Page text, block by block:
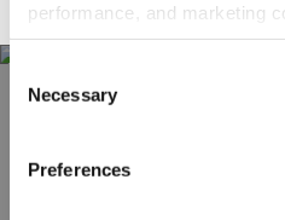
performance, and marketing
personalized content and
By clicking 'Allow all cookies',
all cookies. If you'd like to
you can do so by clicking the
'Allow selection.'
Consent
Selection
Necessary
Preferences
Характеристики